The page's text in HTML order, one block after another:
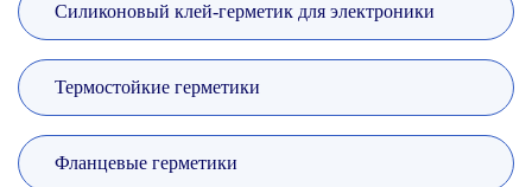
Силиконовый клей-герметик для электроники
Термостойкие герметики
Фланцевые герметики